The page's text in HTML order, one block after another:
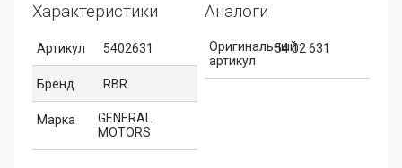
Характеристики
Артикул 5402631
Бренд RBR
Марка
GENERAL
MOTORS
Аналоги
Оригинальный
артикул
54 02 631